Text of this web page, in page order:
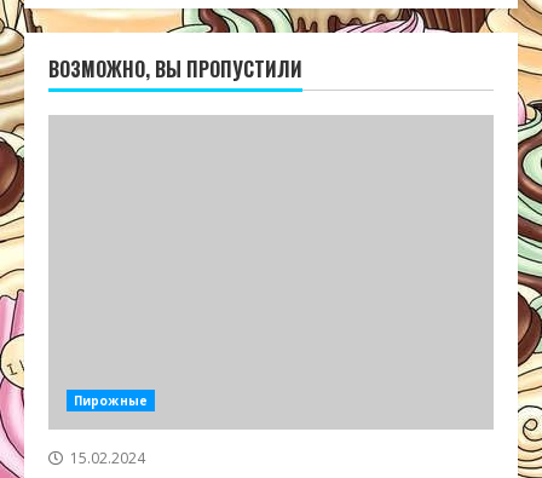
ВОЗМОЖНО, ВЫ ПРОПУСТИЛИ
Пирожные
15.02.2024